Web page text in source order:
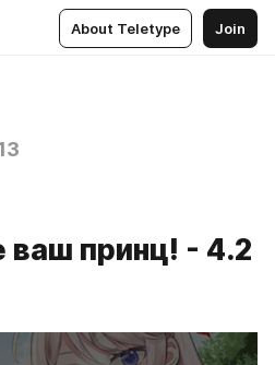
About Teletype Join
ваш принц! - 4.2